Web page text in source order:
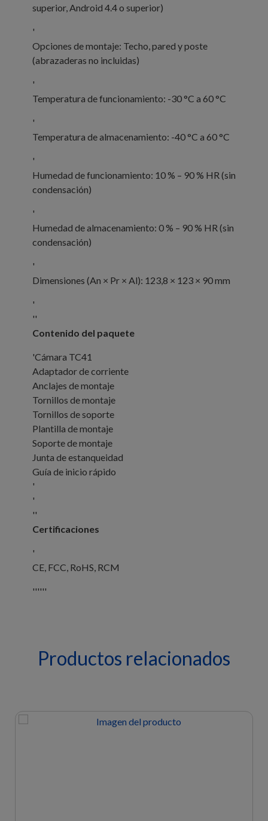
superior, Android 4.4 o superior)
'
Opciones de montaje: Techo, pared y poste
(abrazaderas no incluidas)
'
Temperatura de funcionamiento: -30 °C a 60 °C
'
Temperatura de almacenamiento: -40 °C a 60 °C
'
Humedad de funcionamiento: 10 % – 90 % HR (sin
condensación)
'
Humedad de almacenamiento: 0 % – 90 % HR (sin
condensación)
'
Dimensiones (An × Pr × Al): 123,8 × 123 × 90 mm
'
''
Contenido del paquete
'Cámara TC41
Adaptador de corriente
Anclajes de montaje
Tornillos de montaje
Tornillos de soporte
Plantilla de montaje
Soporte de montaje
Junta de estanqueidad
Guía de inicio rápido
'
'
''
Certificaciones
'
CE, FCC, RoHS, RCM
''''''
Productos relacionados